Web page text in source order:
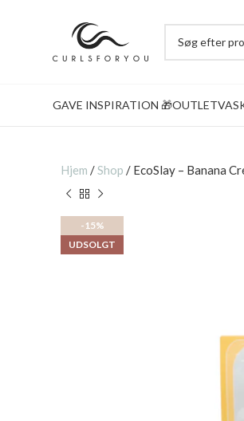
GAVE INSPIRATION 🎁OUTLET
Hjem /Shop / EcoSlay – Banana
-15%
UDSOLGT